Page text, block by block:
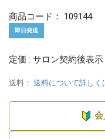
商品コード： 109144
即日発送
定価 : サロン契約後表示
送料： 送料について詳しく
会